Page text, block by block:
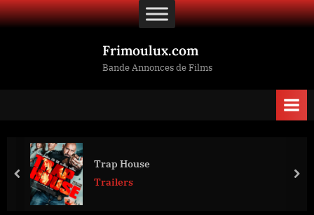
Skip
to
Frimoulux.com
Bande Annonces de Films
Trap House
Trailers
prev